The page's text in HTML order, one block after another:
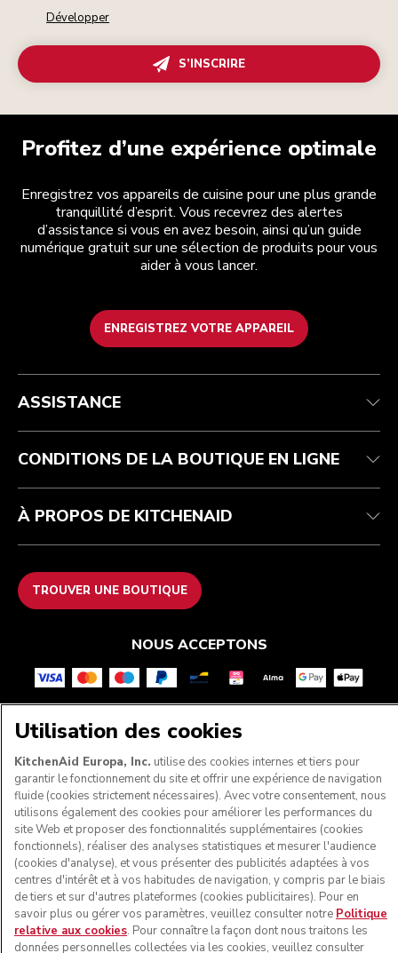
Développer
S’INSCRIRE
Profitez d’une expérience optimale
Enregistrez vos appareils de cuisine pour une plus grande
tranquillité d’esprit. Vous recevrez des alertes
d’assistance si vous en avez besoin, ainsi qu’un guide
numérique gratuit sur une sélection de produits pour vous
aider à vous lancer.
ENREGISTREZ VOTRE APPAREIL
Health Check
Suivez votre commande
Garantie et documents
Recupel
Conditions générales de vente
Retours et remboursements
Imprint
ODR
La marque
Trouver une boutique
ASSISTANCE
CONDITIONS DE LA BOUTIQUE EN LIGNE
À PROPOS DE KITCHENAID
TROUVER UNE BOUTIQUE
NOUS ACCEPTONS
SUIVEZ-NOUS
© KitchenAid 2026 - Tous droits réservés. KitchenAid et la
Utilisation des cookies
KitchenAid Europa, Inc. utilise des cookies internes et tiers pour
garantir le fonctionnement du site et offrir une expérience de navigation
fluide (cookies strictement nécessaires). Avec votre consentement, nous
utilisons également des cookies pour améliorer les performances du
site Web et proposer des fonctionnalités supplémentaires (cookies
fonctionnels), réaliser des analyses statistiques et mesurer l'audience
(cookies d'analyse), et vous présenter des publicités adaptées à vos
centres d'intérêt et à vos habitudes de navigation, y compris par le biais
de tiers et sur d'autres plateformes (cookies publicitaires). Pour en
savoir plus ou gérer vos paramètres, veuillez consulter notre Politique
relative aux cookies. Pour connaître la façon dont nous traitons les
données personnelles collectées via les cookies, veuillez consulter